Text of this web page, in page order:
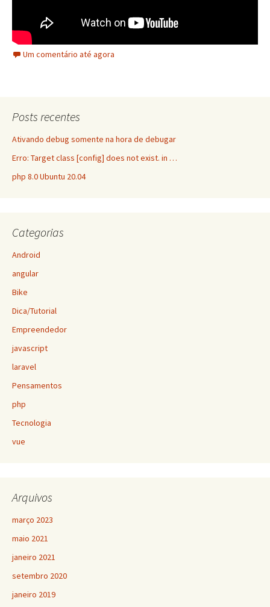
Um comentário até agora
Posts recentes
Ativando debug somente na hora de debugar
Erro: Target class [config] does not exist. in …
php 8.0 Ubuntu 20.04
Categorias
Android
angular
Bike
Dica/Tutorial
Empreendedor
javascript
laravel
Pensamentos
php
Tecnologia
vue
Arquivos
março 2023
maio 2021
janeiro 2021
setembro 2020
janeiro 2019